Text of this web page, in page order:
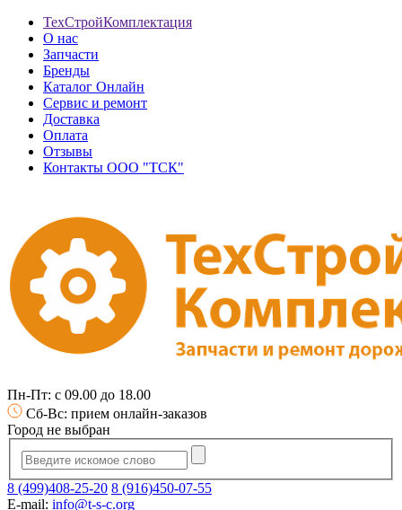
ТехСтройКомплектация
О нас
Запчасти
Бренды
Каталог Онлайн
Сервис и ремонт
Доставка
Оплата
Отзывы
Контакты ООО "ТСК"
Пн-Пт: с 09.00 до 18.00
Сб-Вс: прием онлайн-заказов
Город не выбран
8 (499)408-25-20 8 (916)450-07-55
E-mail: info@t-s-c.org